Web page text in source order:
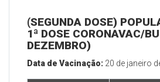
(SEGUNDA DOSE)
1ª DOSE CORONAVAC/
DEZEMBRO)
Data de Vacinação: 20 de janeiro